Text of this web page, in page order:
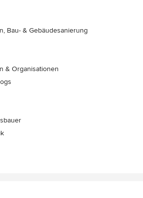
Bau- & Gebäudesanierung
& Organisationen